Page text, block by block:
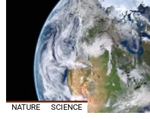
NATURE SCIENCE